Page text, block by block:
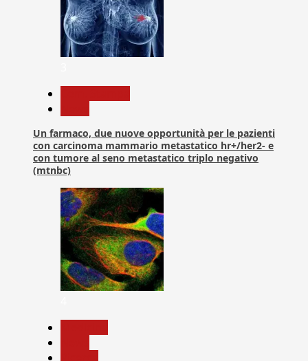
Un farmaco, due nuove opportunità per le pazienti
con carcinoma mammario metastatico hr+/her2- e
con tumore al seno metastatico triplo negativo
(mtnbc)